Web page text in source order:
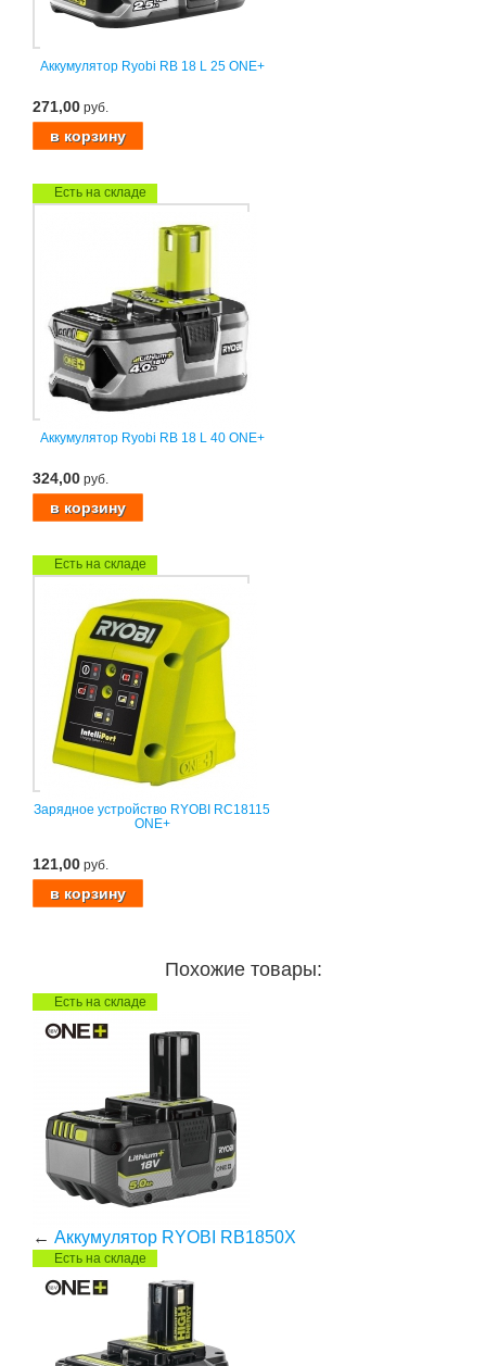
Аккумулятор Ryobi RB 18 L 25 ONE+
271,00 руб.
Есть на складе
Аккумулятор Ryobi RB 18 L 40 ONE+
324,00 руб.
Есть на складе
Зарядное устройство RYOBI RC18115
ONE+
121,00 руб.
Похожие товары:
Есть на складе
← Аккумулятор RYOBI RB1850X
Есть на складе